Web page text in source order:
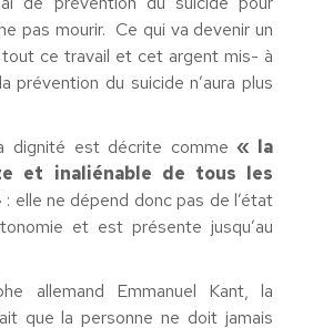
pas mourir. Ce qui va devenir un
tout ce travail et cet argent mis- à
du suicide n’aura plus
dignité est décrite comme« la
et inaliénable de tous les
: elle ne dépend donc pas de l’état
et est présente jusqu’au
allemand Emmanuel Kant, la
que la personne ne doit jamais